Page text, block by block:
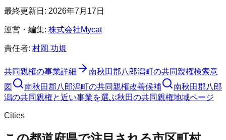
最終更新日: 2026年7月17日
運営・編集: 株式会社Mycat
責任者: 村岡 功規
共同親権の事業詳細 南秋田郡八郎潟町の共同親権検索意
図
南秋田郡八郎潟町の共同親権改善候補
南秋田郡八郎
潟の共同親権と近い事業を選ぶ秋田の共同親権地域ページ
Cities